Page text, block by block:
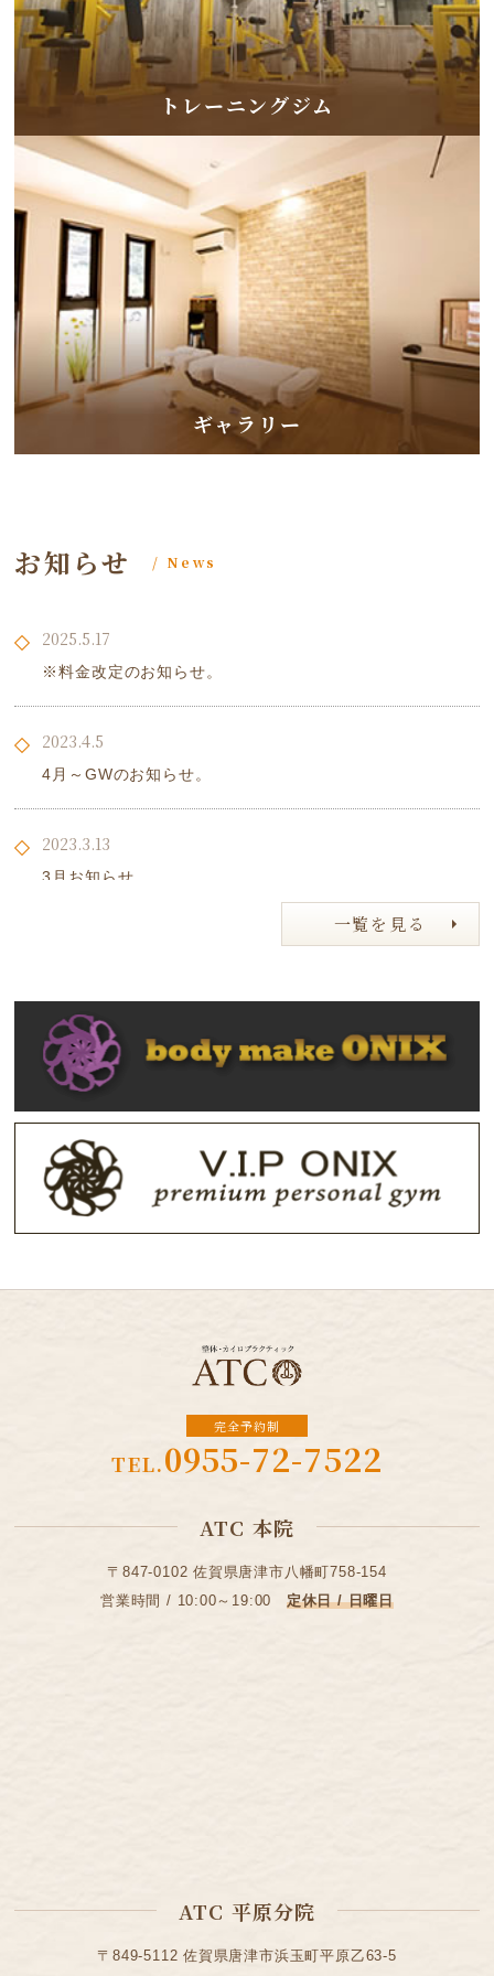
トレーニングジム
ギャラリー
お知らせ / News
2025.5.17
※料金改定のお知らせ。
2023.4.5
4月～GWのお知らせ。
2023.3.13
3月お知らせ
2022.11.21
お知らせ
2022.9.16
お休みのお知らせ
ホームページをリニューアルしました。
一覧を見る
完全予約制
TEL.0955-72-7522
ATC 本院
〒847-0102 佐賀県唐津市八幡町758-154
営業時間 / 10:00～19:00 定休日 / 日曜日
ATC 平原分院
〒849-5112 佐賀県唐津市浜玉町平原乙63-5